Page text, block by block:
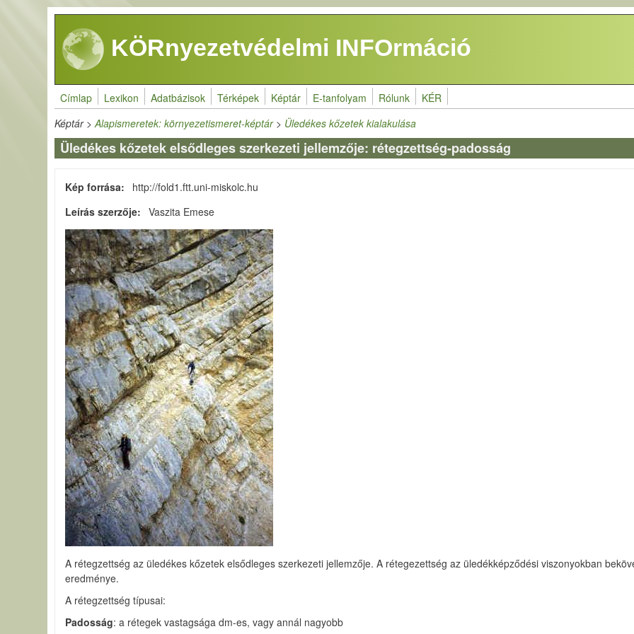
Ugrás a tartalomra
KÖRnyezetvédelmi INFOrmáció
Címlap Lexikon Adatbázisok Térképek Képtár E-tanfolyam Rólunk KÉR
Képtár>Alapismeretek: környezetismeret-képtár> Üledékes kőzetek kialakulása
Üledékes kőzetek elsődleges szerkezeti jellemzője: rétegzettség-padosság
Kép forrása
http://fold1.ftt.uni-miskolc.hu
Leírás szerzője
Vaszita Emese
A rétegzettség az üledékes kőzetek elsődleges szerkezeti jellemzője. A rétegezettség az üledékképződési viszonyokban
eredménye.
A rétegzettség típusai:
Padosság: a rétegek vastagsága dm-es, vagy annál nagyobb